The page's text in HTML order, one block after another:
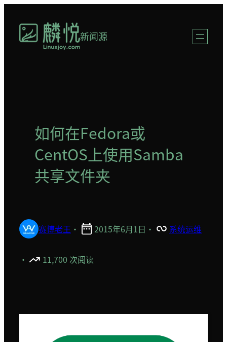
新闻源
如何在Fedora或
CentOS上使用Samba
共享文件夹
赛博老王 · 2015年6月1日 · 系统运维
· 11,700 次阅读